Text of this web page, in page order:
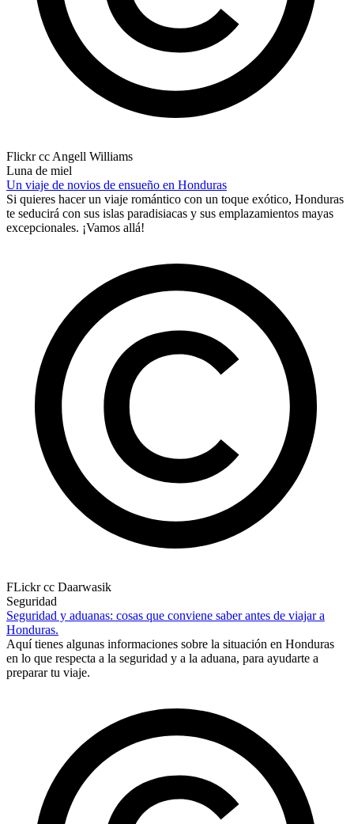
Flickr cc Angell Williams
Luna de miel
Un viaje de novios de ensueño en Honduras
Si quieres hacer un viaje romántico con un toque exótico, Honduras
te seducirá con sus islas paradisiacas y sus emplazamientos mayas
excepcionales. ¡Vamos allá!
FLickr cc Daarwasik
Seguridad
Seguridad y aduanas: cosas que conviene saber antes de viajar a
Honduras.
Aquí tienes algunas informaciones sobre la situación en Honduras
en lo que respecta a la seguridad y a la aduana, para ayudarte a
preparar tu viaje.